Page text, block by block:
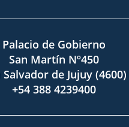
Palacio de Gobierno
San Martín Nº450
Salvador de Jujuy (4600)
+54 388 4239400